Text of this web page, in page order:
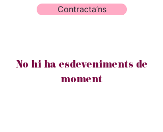
Contracta’ns
No hi ha esdeveniments de
moment